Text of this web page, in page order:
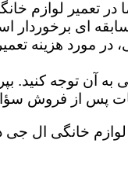
در تعمیر
ای برخوردار
در مورد هزینه
توجه کنید.
از فروش سؤال
خانگی ال